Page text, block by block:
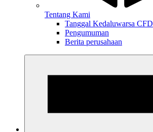
Tentang Kami
Tanggal Kedaluwarsa CFD
Pengumuman
Berita perusahaan